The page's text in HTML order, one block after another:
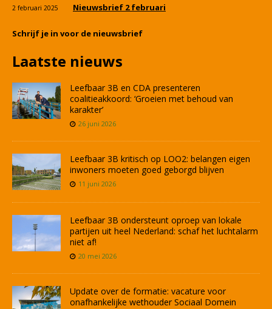
2 februari 2025 Nieuwsbrief 2 februari
Schrijf je in voor de nieuwsbrief
Laatste nieuws
Leefbaar 3B en CDA presenteren
coalitieakkoord: ‘Groeien met behoud van
karakter’
26 juni 2026
Leefbaar 3B kritisch op LOO2: belangen eigen
inwoners moeten goed geborgd blijven
11 juni 2026
Leefbaar 3B ondersteunt oproep van lokale
partijen uit heel Nederland: schaf het luchtalarm
niet af!
20 mei 2026
Update over de formatie: vacature voor
onafhankelijke wethouder Sociaal Domein